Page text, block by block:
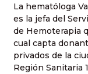
La hematóloga
es la jefa del
de Hemoterapia
cual capta
privados de la
Región Sanitaria